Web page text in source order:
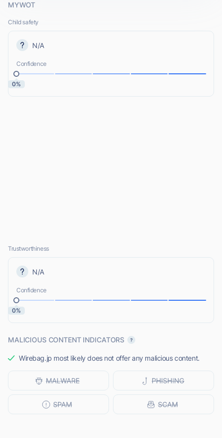
MYWOT
Child safety
N/A
Confidence
0%
Trustworthiness
N/A
Confidence
0%
MALICIOUS CONTENT INDICATORS
Wirebag.jp most likely does not offer any malicious content.